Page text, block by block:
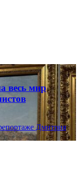
весь мир
Дмитрия